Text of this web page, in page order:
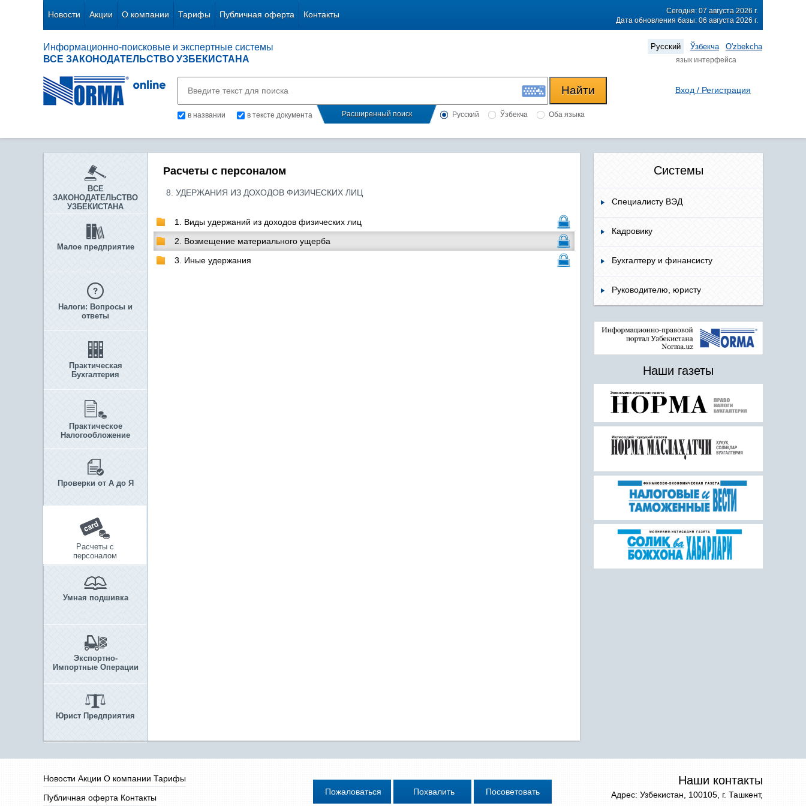
Новости Акции О компании Тарифы Публичная оферта Контакты
Сегодня: 07 августа 2026 г.
Дата обновления базы: 06 августа 2026 г.
Информационно-поисковые и экспертные системы
ВСЕ ЗАКОНОДАТЕЛЬСТВО УЗБЕКИСТАНА
Русский Ўзбекча O'zbekcha
язык интерфейса
в названии в тексте документа Расширенный поиск Русский Ўзбекча Оба языка
Вход / Регистрация
ВСЕ
ЗАКОНОДАТЕЛЬСТВО
УЗБЕКИСТАНА
Малое предприятие
Налоги: Вопросы и
ответы
Практическая
Бухгалтерия
Практическое
Налогообложение
Проверки от А до Я
Расчеты с
персоналом
Умная подшивка
Экспортно-
Импортные Операции
Юрист Предприятия
Расчеты с персоналом
8. УДЕРЖАНИЯ ИЗ ДОХОДОВ ФИЗИЧЕСКИХ ЛИЦ
1. Виды удержаний из доходов физических лиц
2. Возмещение материального ущерба
3. Иные удержания
Системы
Специалисту ВЭД
Кадровику
Бухгалтеру и финансисту
Руководителю, юристу
Наши газеты
Новости Акции О компании Тарифы
Публичная оферта Контакты
Наши контакты
Адрес: Узбекистан, 100105, г. Ташкент,